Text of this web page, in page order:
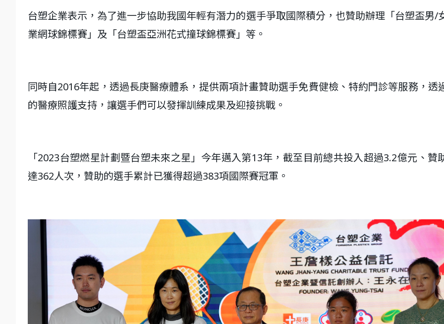
台塑企業表示，為了進一步協助我國年輕有潛力的選手爭取國際積分，也贊助辦理「台塑盃男/
業網球錦標賽」及「台塑盃亞洲花式撞球錦標賽」等。
同時自2016年起，透過長庚醫療體系，提供兩項計畫贊助選手免費健檢、特約門診等服務，透
的醫療照護支持，讓選手們可以發揮訓練成果及迎接挑戰。
「2023台塑燃星計劃暨台塑未來之星」今年邁入第13年，截至目前總共投入超過3.2億元、贊
達362人次，贊助的選手累計已獲得超過383項國際賽冠軍。